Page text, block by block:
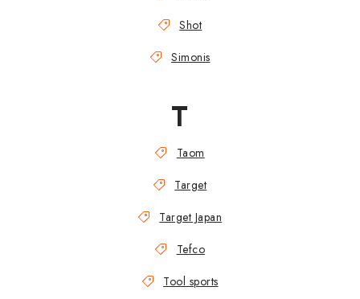
Shot
Simonis
T
Taom
Target
Target Japan
Tefco
Tool sports